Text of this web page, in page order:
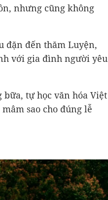
nhưng cũng không
đặn đến thăm Luyện,
với gia đình người yêu
tự học văn hóa Việt
sao cho đúng lễ